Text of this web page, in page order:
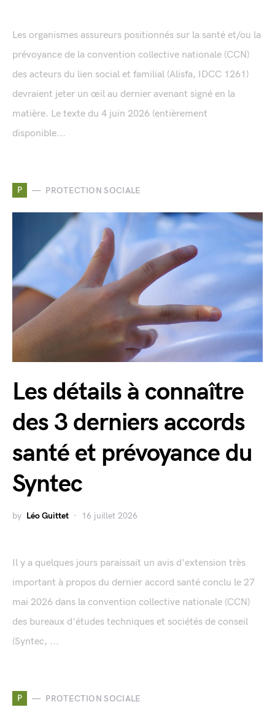
Les organismes assureurs positionnés sur la santé et/ou la
prévoyance de la convention collective nationale (CCN)
des acteurs du lien social et familial (Alisfa, IDCC 1261)
devraient jeter un œil au dernier avenant signé en la
matière. Le texte du 4 juin 2026 (entièrement
disponible...
P PROTECTION SOCIALE
Les détails à connaître
des 3 derniers accords
santé et prévoyance du
Syntec
by Léo Guittet 16 juillet 2026
Il y a quelques jours paraissait un avis d'extension très
important à propos du dernier accord santé conclu le 27
mai 2026 dans la convention collective nationale (CCN)
des bureaux d'études techniques et sociétés de conseil
(Syntec, ...
P PROTECTION SOCIALE